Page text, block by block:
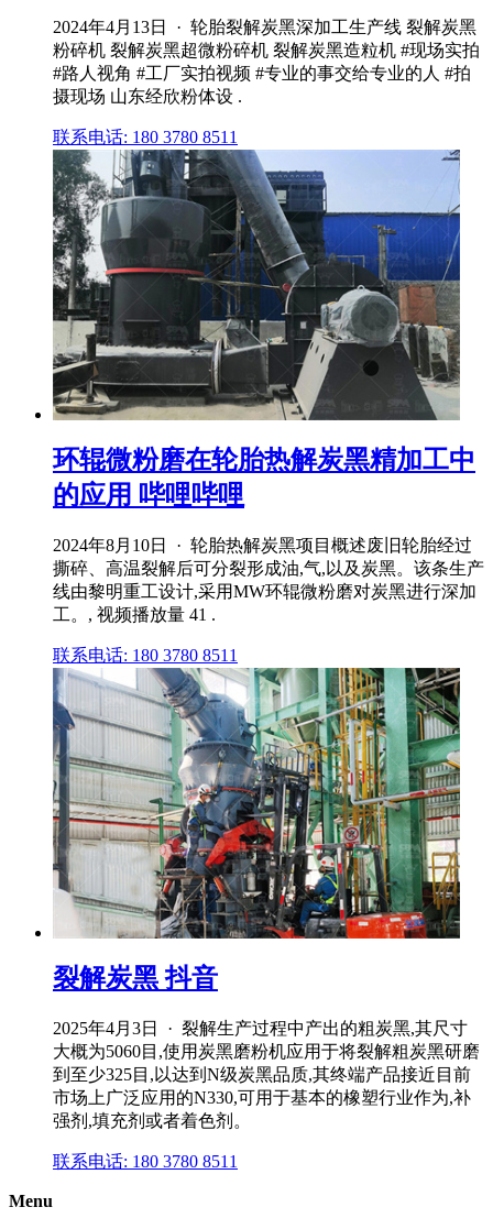
2024年4月13日 · 轮胎裂解炭黑深加工生产线 裂解炭黑
粉碎机 裂解炭黑超微粉碎机 裂解炭黑造粒机 #现场实拍
#路人视角 #工厂实拍视频 #专业的事交给专业的人 #拍
摄现场 山东经欣粉体设 .
联系电话: 180 3780 8511
环辊微粉磨在轮胎热解炭黑精加工中
的应用 哔哩哔哩
2024年8月10日 · 轮胎热解炭黑项目概述废旧轮胎经过
撕碎、高温裂解后可分裂形成油,气,以及炭黑。该条生产
线由黎明重工设计,采用MW环辊微粉磨对炭黑进行深加
工。, 视频播放量 41 .
联系电话: 180 3780 8511
裂解炭黑 抖音
2025年4月3日 · 裂解生产过程中产出的粗炭黑,其尺寸
大概为5060目,使用炭黑磨粉机应用于将裂解粗炭黑研磨
到至少325目,以达到N级炭黑品质,其终端产品接近目前
市场上广泛应用的N330,可用于基本的橡塑行业作为,补
强剂,填充剂或者着色剂。
联系电话: 180 3780 8511
Menu